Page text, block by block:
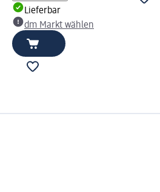
Lieferbar
dm Markt wählen